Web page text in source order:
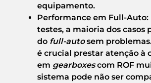
equipamento.
Performance em Full-Auto:
testes, a maioria dos casos
do full-autosem
é crucial prestar atenção à
em gearboxescom ROF
sistema pode não ser